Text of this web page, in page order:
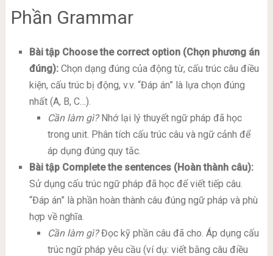
Phần Grammar
Bài tập Choose the correct option (Chọn phương án
đúng):Chọn dạng đúng của động từ, cấu trúc câu điều
kiện, cấu trúc bị động, v.v. “Đáp án” là lựa chọn đúng
nhất (A, B, C…).
Cần làm gì?Nhớ lại lý thuyết ngữ pháp đã học
trong unit. Phân tích cấu trúc câu và ngữ cảnh để
áp dụng đúng quy tắc.
Bài tập Complete the sentences (Hoàn thành câu):
Sử dụng cấu trúc ngữ pháp đã học để viết tiếp câu.
“Đáp án” là phần hoàn thành câu đúng ngữ pháp và phù
hợp về nghĩa.
Cần làm gì?Đọc kỹ phần câu đã cho. Áp dụng cấu
trúc ngữ pháp yêu cầu (ví dụ: viết bằng câu điều